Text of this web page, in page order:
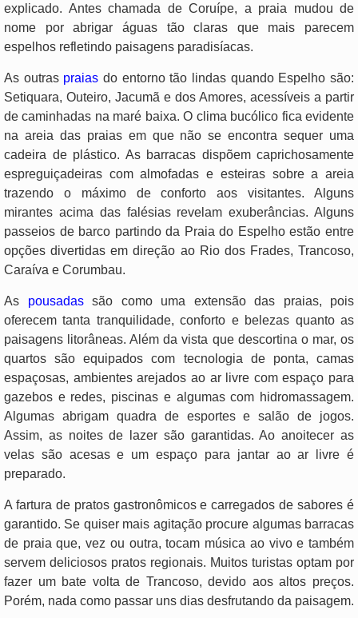
explicado. Antes chamada de Coruípe, a praia mudou de
nome por abrigar águas tão claras que mais parecem
espelhos refletindo paisagens paradisíacas.
As outras praias do entorno tão lindas quando Espelho são:
Setiquara, Outeiro, Jacumã e dos Amores, acessíveis a partir
de caminhadas na maré baixa. O clima bucólico fica evidente
na areia das praias em que não se encontra sequer uma
cadeira de plástico. As barracas dispõem caprichosamente
espreguiçadeiras com almofadas e esteiras sobre a areia
trazendo o máximo de conforto aos visitantes. Alguns
mirantes acima das falésias revelam exuberâncias. Alguns
passeios de barco partindo da Praia do Espelho estão entre
opções divertidas em direção ao Rio dos Frades, Trancoso,
Caraíva e Corumbau.
As pousadassão como uma extensão das praias, pois
oferecem tanta tranquilidade, conforto e belezas quanto as
paisagens litorâneas. Além da vista que descortina o mar, os
quartos são equipados com tecnologia de ponta, camas
espaçosas, ambientes arejados ao ar livre com espaço para
gazebos e redes, piscinas e algumas com hidromassagem.
Algumas abrigam quadra de esportes e salão de jogos.
Assim, as noites de lazer são garantidas. Ao anoitecer as
velas são acesas e um espaço para jantar ao ar livre é
preparado.
A fartura de pratos gastronômicos e carregados de sabores é
garantido. Se quiser mais agitação procure algumas barracas
de praia que, vez ou outra, tocam música ao vivo e também
servem deliciosos pratos regionais. Muitos turistas optam por
fazer um bate volta de Trancoso, devido aos altos preços.
Porém, nada como passar uns dias desfrutando da paisagem.